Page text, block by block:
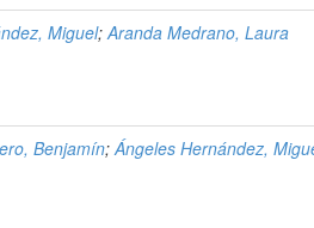
Miguel;Aranda Medrano, Laura
Benjamín;Ángeles Hernández,